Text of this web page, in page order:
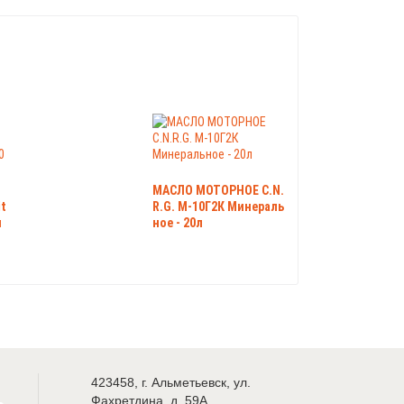
МАСЛО МОТОРНОЕ C.N.
R.G. М-10Г2К Минераль
ное - 20л
423458 г. Альметьевск ул.
Фахретдина, д. 59А